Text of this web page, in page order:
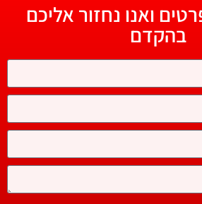
ואנו נחזור אליכם
בהקדם